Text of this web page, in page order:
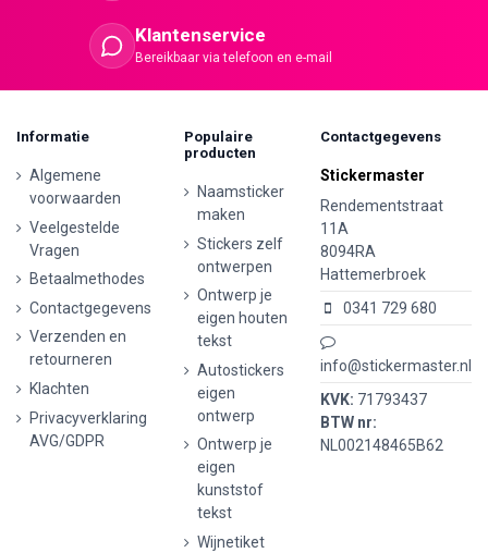
Klantenservice
Bereikbaar via telefoon en e-mail
Informatie
Algemene
voorwaarden
Veelgestelde
Vragen
Betaalmethodes
Contactgegevens
Verzenden en
retourneren
Klachten
Privacyverklaring
AVG/GDPR
Populaire
producten
Naamsticker
maken
Stickers zelf
ontwerpen
Ontwerp je
eigen houten
tekst
Autostickers
eigen
ontwerp
Ontwerp je
eigen
kunststof
tekst
Wijnetiket
Contactgegevens
Stickermaster
Rendementstraat
11A
8094RA
Hattemerbroek
0341 729 680
info@stickermaster.nl
KVK: 71793437
BTW nr:
NL002148465B62